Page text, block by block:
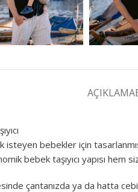
AÇIKLAMA
isteyen bebekler için
bebek taşıyıcı yapısı
çantanızda ya da hatta